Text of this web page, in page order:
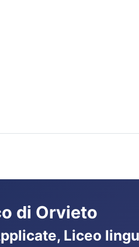
di Orvieto
Liceo